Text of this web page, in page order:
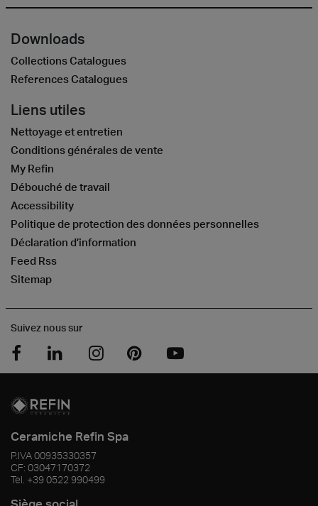
Downloads
Collections Catalogues
References Catalogues
Liens utiles
Nettoyage et entretien
Conditions générales de vente
My Refin
Débouché de travail
Accessibility
Politique de protection des données personnelles
Déclaration d’information
Feed Rss
Sitemap
Suivez nous sur
Ceramiche Refin Spa
P.IVA00935330357
CF: 03047170372
Tel. +39 0522 990499